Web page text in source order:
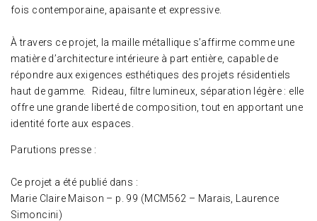
fois contemporaine, apaisante et expressive.
À travers ce projet, la maille métallique s’affirme comme une
matière d’architecture intérieure à part entière, capable de
répondre aux exigences esthétiques des projets résidentiels
haut de gamme. Rideau, filtre lumineux, séparation légère : elle
offre une grande liberté de composition, tout en apportant une
identité forte aux espaces.
Parutions presse :
Ce projet a été publié dans :
Marie Claire Maison – p. 99 (MCM562 – Marais, Laurence
Simoncini)